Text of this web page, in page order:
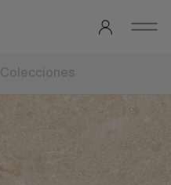
Colecciones